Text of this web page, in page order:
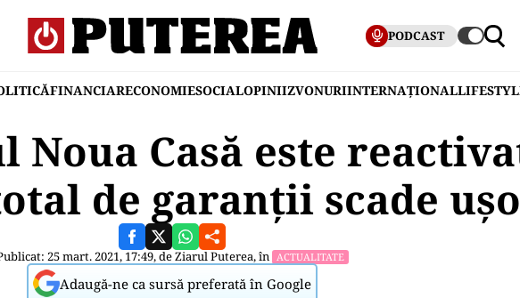
PODCAST
FINANCIARECONOMIESOCIALOPINIIZVONURIINTERNAȚIONAL
Noua Casă este
de garanții scade
25 mart. 2021, 17:49, deZiarul Puterea, în ACTUALITATE
Adaugă-ne ca sursă preferată în Google